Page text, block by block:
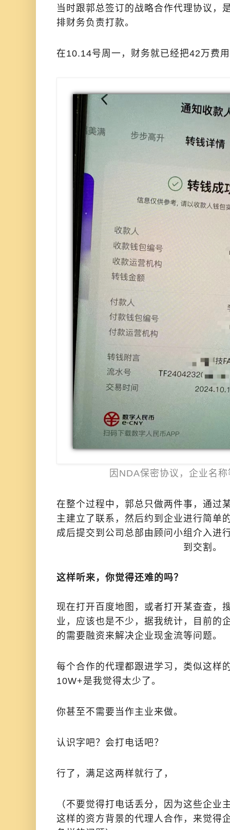
当时跟郭总签订的战略合作代理协议，
排财务负责打款。
在10.14号周一，财务就已经把42万费
因NDA保密协议，企业名
在整个过程中，郭总只做两件事，通过
主建立了联系，然后约到企业进行简单
成后提交到公司总部由顾问小组介入进
到交割。
这样听来，你觉得还难的吗？
现在打开百度地图，或者打开某查查，
业，应该也是不少，据我统计，目前的
的需要融资来解决企业现金流等问题。
每个合作的代理都跟进学习，类似这样
10W+是我觉得太少了。
你甚至不需要当作主业来做。
认识字吧？会打电话吧？
行了，满足这两样就行了，
（不要觉得打电话丢分，因为这些企业
这样的资方背景的代理人合作，来觉得